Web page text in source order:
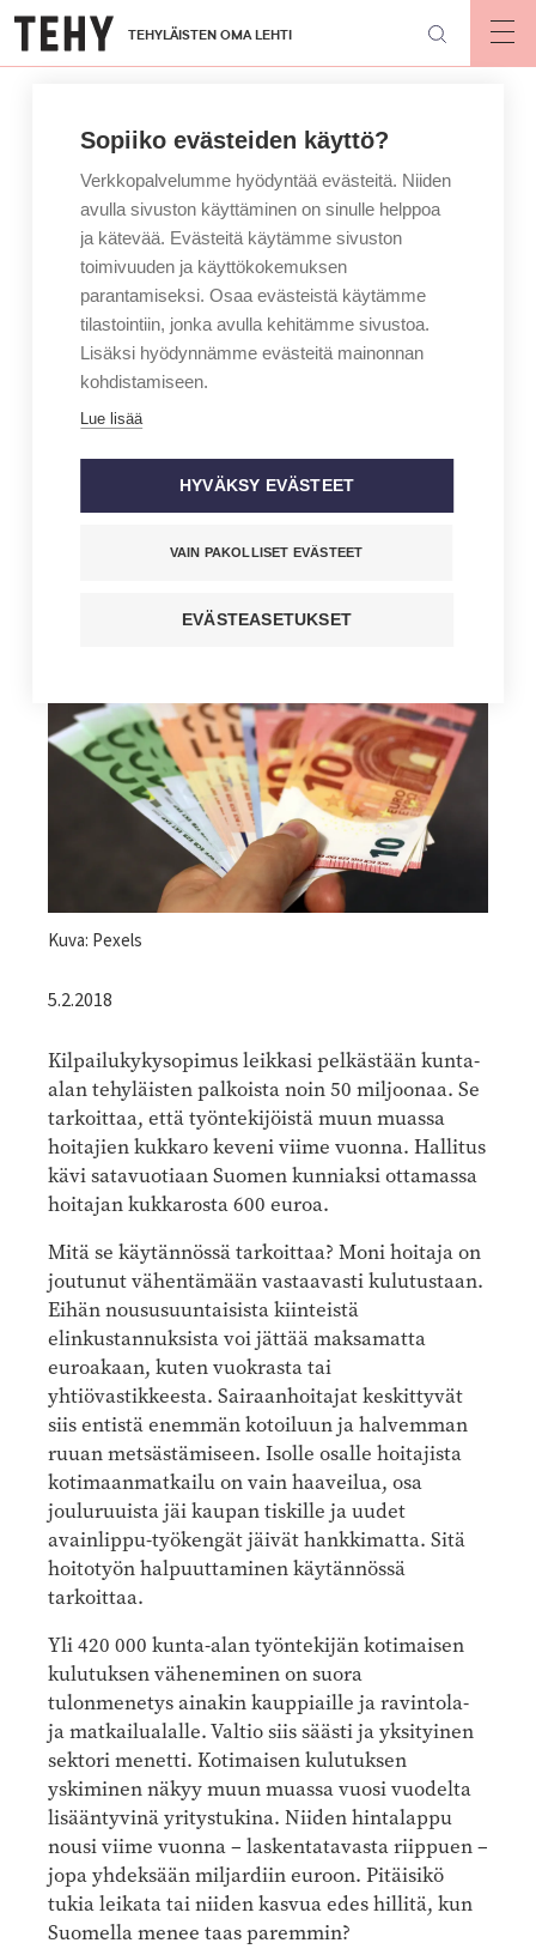
Hyppää
pääsisältöön
TEHYLÄISTEN OMA LEHTI
Hoitajan arvostus osoitetaan
Kuvateksti
Kuva: Pexels
5.2.2018
Kilpailukykysopimus leikkasi pelkästään kunta-
alan tehyläisten palkoista noin 50 miljoonaa. Se
tarkoittaa, että työntekijöistä muun muassa
hoitajien kukkaro keveni viime vuonna. Hallitus
kävi satavuotiaan Suomen kunniaksi ottamassa
hoitajan kukkarosta 600 euroa.
Mitä se käytännössä tarkoittaa? Moni hoitaja on
joutunut vähentämään vastaavasti kulutustaan.
Eihän noususuuntaisista kiinteistä
elinkustannuksista voi jättää maksamatta
euroakaan, kuten vuokrasta tai
yhtiövastikkeesta. Sairaanhoitajat keskittyvät
siis entistä enemmän kotoiluun ja halvemman
ruuan metsästämiseen. Isolle osalle hoitajista
kotimaanmatkailu on vain haaveilua, osa
jouluruuista jäi kaupan tiskille ja uudet
avainlippu-työkengät jäivät hankkimatta. Sitä
hoitotyön halpuuttaminen käytännössä
tarkoittaa.
Yli 420 000 kunta-alan työntekijän kotimaisen
kulutuksen väheneminen on suora
tulonmenetys ainakin kauppiaille ja ravintola-
ja matkailualalle. Valtio siis säästi ja yksityinen
sektori menetti. Kotimaisen kulutuksen
yskiminen näkyy muun muassa vuosi vuodelta
lisääntyvinä yritystukina. Niiden hintalappu
nousi viime vuonna – laskentatavasta riippuen –
jopa yhdeksään miljardiin euroon. Pitäisikö
tukia leikata tai niiden kasvua edes hillitä, kun
Suomella menee taas paremmin?
Sopiiko evästeiden käyttö?
Verkkopalvelumme hyödyntää evästeitä. Niiden
avulla sivuston käyttäminen on sinulle helppoa
ja kätevää. Evästeitä käytämme sivuston
toimivuuden ja käyttökokemuksen
parantamiseksi. Osaa evästeistä käytämme
tilastointiin, jonka avulla kehitämme sivustoa.
Lisäksi hyödynnämme evästeitä mainonnan
kohdistamiseen.
Lue lisää
HYVÄKSY EVÄSTEET
VAIN PAKOLLISET EVÄSTEET
EVÄSTEASETUKSET